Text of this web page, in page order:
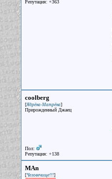
Репутация: +363
coolberg
[Ядрёна-Матрёна]
Прирожденный Джаец
Пол:
Репутация: +138
MAn
[Человечище!!!]